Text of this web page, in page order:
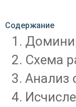
Содержание
Схема
Анализ